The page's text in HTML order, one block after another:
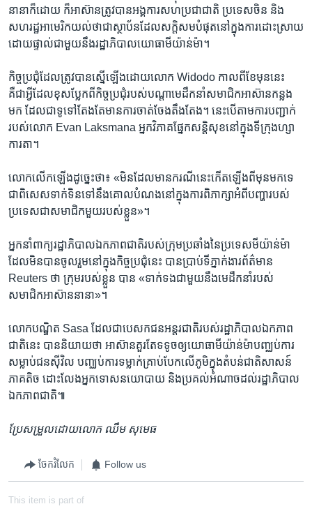
នានា​ក៏ដោយ ក៏​អាស៊ាន​ត្រូវ​បាន​អង្គការ​សហប្រជាជាតិ ប្រទេស​ចិន និង​
សហរដ្ឋ​អាមេរិក​យល់​ថា​ជា​ស្ថាប័ន​ដែល​សក្ដិសម​បំផុត​នៅ​ក្នុង​ការ​ដោះស្រាយ​
ដោយ​ផ្ទាល់​ជាមួយ​នឹង​រដ្ឋាភិបាល​យោធា​មីយ៉ាន់ម៉ា។
កិច្ច​ប្រជុំ​ដែល​ត្រូវ​បាន​ស្នើ​ឡើង​ដោយ​លោក Widodo កាលពី​ខែ​មុន​នេះ
គឺជា​អ្វី​ដែល​ខុស​ប្លែក​ពី​កិច្ច​ប្រជុំ​របស់​បណ្ដា​មេដឹកនាំ​សមាជិក​អាស៊ាន​កន្លង​
មក ដែល​ជា​ទូទៅ​តែងតែ​មាន​ការ​ចាត់ចែង​តឹងតែង។ នេះ​បើ​តាម​ការ​បញ្ជាក់​
របស់​លោក Evan Laksmana អ្នក​វិភាគ​ផ្នែក​សន្តិសុខ​នៅ​ក្នុង​ទីក្រុង​ហ្សា
ការតា។
លោក​លើកឡើង​ដូច្នេះ​ថា៖ «មិន​ដែល​មាន​ករណី​នេះ​កើតឡើង​ពី​មុន​មក​ទេ
ជា​ពិសេស​ទាក់ទិន​ទៅ​នឹង​គោល​បំណង​នៅ​ក្នុង​ការ​ពិភាក្សា​អំពី​បញ្ហា​របស់​
ប្រទេស​ជា​សមាជិក​មួយ​របស់​ខ្លួន»។
អ្នក​នាំ​ពាក្យ​រដ្ឋាភិបាល​ឯកភាព​ជាតិ​របស់​ក្រុម​ប្រឆាំង​នៃ​ប្រទេស​មីយ៉ាន់ម៉ា
ដែល​មិន​បាន​ចូលរួម​នៅ​ក្នុង​កិច្ច​ប្រជុំ​នេះ បាន​ប្រាប់​ទីភ្នាក់ងារ​ព័ត៌មាន
Reuters ថា ក្រុម​របស់​ខ្លួន បាន «ទាក់ទង​ជាមួយ​នឹង​មេដឹកនាំ​របស់​
សមាជិក​អាស៊ាន​នានា»។
លោក​បណ្ឌិត Sasa ដែល​ជា​បេសកជន​អន្តរជាតិ​របស់​រដ្ឋាភិបាល​ឯកភាព​
ជាតិ​នេះ បាន​និយាយ​ថា អាស៊ាន​គួរតែ​ទទូច​ឲ្យ​យោធា​មីយ៉ាន់ម៉ា​បញ្ឈប់​ការ​
សម្លាប់​ជន​ស៊ីវិល បញ្ឈប់​ការ​ទម្លាក់​គ្រាប់​បែក​លើ​ភូមិ​ក្នុង​តំបន់​ជាតិ​សាសន៍​
ភាគ​តិច ដោះលែង​អ្នក​ទោស​នយោបាយ និង​ប្រគល់​អំណាច​ដល់​រដ្ឋាភិបាល​
ឯកភាព​ជាតិ៕
ប្រែ​សម្រួល​ដោយ​លោក ឈឹម សុមេធ
ចែករំលែក Follow us
This item is part of